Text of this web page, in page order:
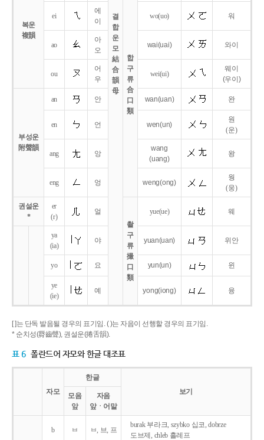
결
합
운
모
結
合
韻
母
복운
複韻
합
구
류
合
口
類
ei
에
이
wo(uo) 워
ao
아
오
wai(uai) 와이
ou
어
우
wei(ui)
웨이
(우이)
부성운
附聲韻
an 안 wan(uan) 완
en 언 wen(un)
원
(운)
ang 앙
wang
(uang)
왕
eng 엉 weng(ong)
웡
(웅)
권설운
*
er
(r)
얼
촬
구
류
撮
口
類
yue(ue) 웨
ya
(ia)
야 yuan(uan) 위안
yo 요 yun(un) 윈
ye
(ie)
예 yong(iong) 융
[ ]는 단독 발음될 경우의 표기임. ( )는 자음이 선행할 경우의 표기임.
* 순치성(脣齒聲), 권설운(捲舌韻).
표 6 폴란드어 자모와 한글 대조표
자모
한글
보기
모음
앞
자음
앞ㆍ어말
b ㅂ ㅂ, 브, 프
burak 부라크, szybko 십코, dobrze
도브제, chleb 흘레프